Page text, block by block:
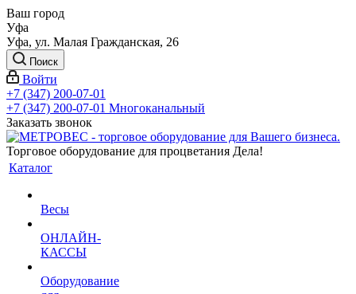
Ваш город
Уфа
Уфа, ул. Малая Гражданская, 26
Поиск
Войти
+7 (347) 200-07-01
+7 (347) 200-07-01 Многоканальный
Заказать звонок
Торговое оборудование для процветания Дела!
Каталог
Весы
ОНЛАЙН-
КАССЫ
Оборудование